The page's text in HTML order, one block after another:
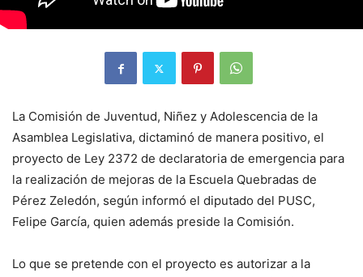
La Comisión de Juventud, Niñez y Adolescencia de la
Asamblea Legislativa, dictaminó de manera positivo, el
proyecto de Ley 2372 de declaratoria de emergencia para
la realización de mejoras de la Escuela Quebradas de
Pérez Zeledón, según informó el diputado del PUSC,
Felipe García, quien además preside la Comisión.
Lo que se pretende con el proyecto es autorizar a la